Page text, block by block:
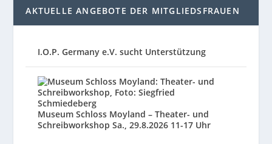
AKTUELLE ANGEBOTE DER MITGLIEDSFRAUEN
I.O.P. Germany e.V. sucht Unterstützung
Museum Schloss Moyland – Theater- und
Schreibworkshop Sa., 29.8.2026 11-17 Uhr